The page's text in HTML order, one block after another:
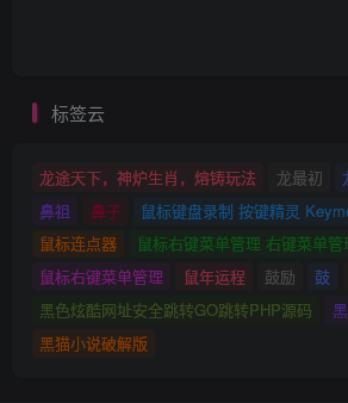
标签云
龙途天下，神炉生肖，熔铸玩法 龙最初
鼻祖
鼻子
鼠标键盘录制 按键精灵
鼠标连点器
鼠标右键菜单管理 右键菜单管
鼠标右键菜单管理
鼠年运程 鼓励 鼓
黑色炫酷网址安全跳转GO跳转PHP源码
黑猫小说破解版